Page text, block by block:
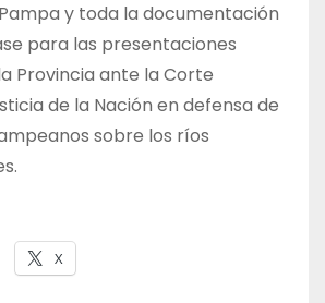
y toda la documentación
para las presentaciones
Provincia ante la Corte
de la Nación en defensa de
sobre los ríos
X